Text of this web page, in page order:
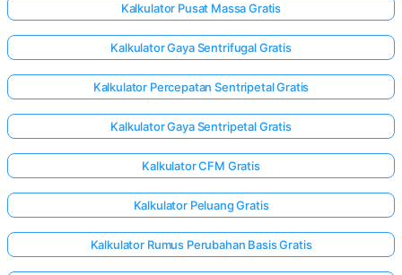
Kalkulator Pusat Massa Gratis
Kalkulator Gaya Sentrifugal Gratis
Kalkulator Percepatan Sentripetal Gratis
Kalkulator Gaya Sentripetal Gratis
Kalkulator CFM Gratis
Kalkulator Peluang Gratis
Kalkulator Rumus Perubahan Basis Gratis